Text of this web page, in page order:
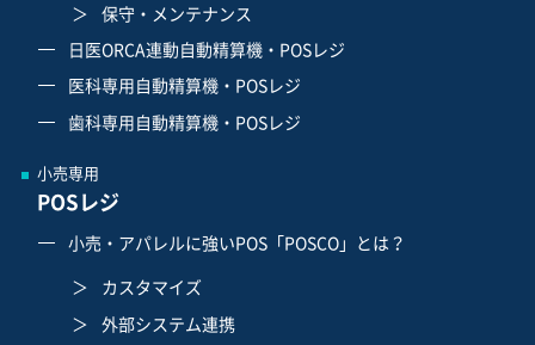
保守・メンテナンス
日医ORCA連動自動精算機・POSレジ
医科専用自動精算機・POSレジ
歯科専用自動精算機・POSレジ
小売専用
POSレジ
小売・アパレルに強いPOS「POSCO」とは？
カスタマイズ
外部システム連携